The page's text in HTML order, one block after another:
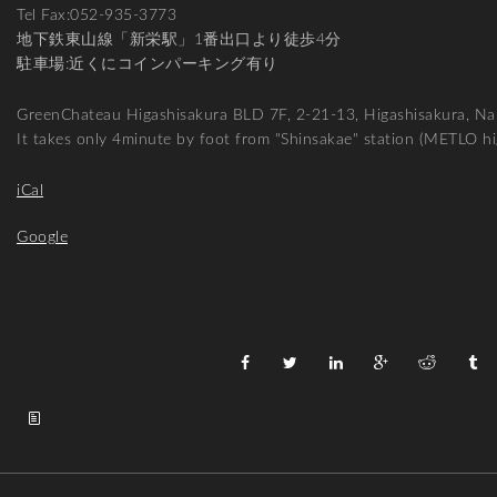
Tel Fax:052-935-3773
地下鉄東山線「新栄駅」1番出口より徒歩4分
駐車場:近くにコインパーキング有り
GreenChateau Higashisakura BLD 7F, 2-21-13, Higashisakura,
It takes only 4minute by foot from "Shinsakae" station (METLO
iCal
Google